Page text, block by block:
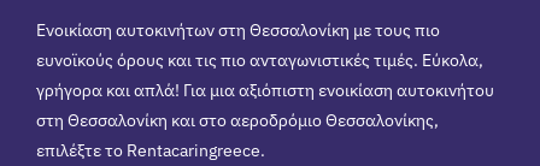
Ενοικίαση αυτοκινήτων στη Θεσσαλονίκη με τους πιο
ευνοϊκούς όρους και τις πιο ανταγωνιστικές τιμές. Εύκολα,
γρήγορα και απλά! Για μια αξιόπιστη ενοικίαση αυτοκινήτου
στη Θεσσαλονίκη και στο αεροδρόμιο Θεσσαλονίκης,
επιλέξτε το Rentacaringreece.